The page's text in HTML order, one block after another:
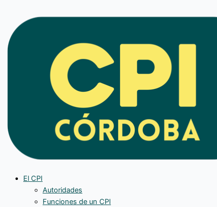
contenido
El CPI
Autoridades
Funciones de un CPI